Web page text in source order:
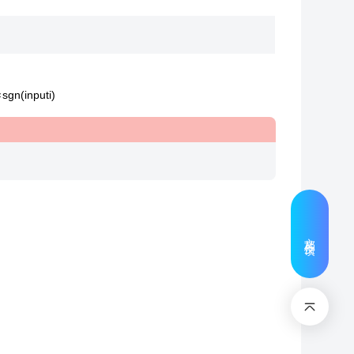
sgn(inputi)